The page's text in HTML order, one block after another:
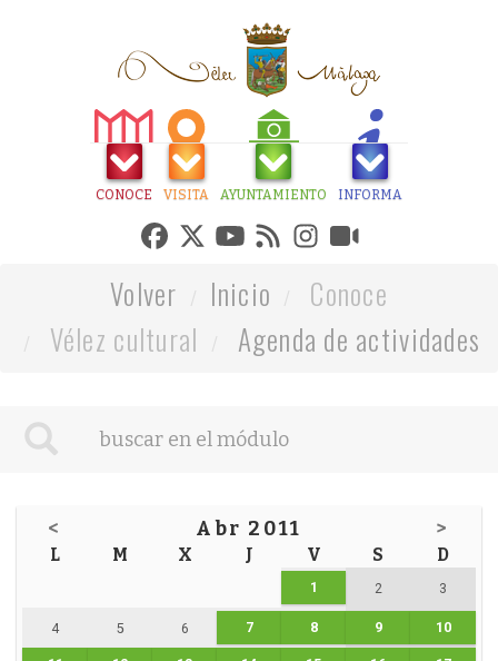
CONOCE VISITA AYUNTAMIENTO INFORMA
Volver Inicio
Conoce
Vélez cultural
Agenda de actividades
< Abr 2011 >
L M X J V S D
1 2 3
4 5 6 7 8 9 10